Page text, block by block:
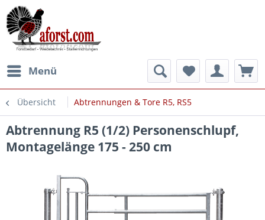
Menü
Übersicht Abtrennungen & Tore R5, RS5
Abtrennung R5 (1/2) Personenschlupf,
Montagelänge 175 - 250 cm